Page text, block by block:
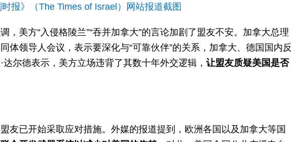
时报》（The Times of Israel）网站报道截图
，美方“入侵格陵兰”“吞并加拿大”的言论加剧了盟友不安。加拿大总理
体领导人会议，表示要深化与“可靠伙伴”的关系，加拿大、德国国内反
尔德表示，美方立场违背了其数十年外交逻辑， 让盟友质疑美国是否
友已开始采取应对措施。外媒的报道提到，欧洲各国以及加拿大等国